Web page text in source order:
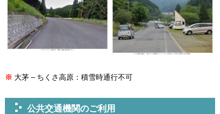
※ 大茅 – ちくさ高原：積雪時通行不可
公共交通機関のご利用